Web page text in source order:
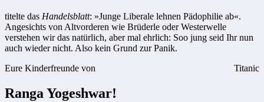
titelte das Handelsblatt: »Junge Liberale lehnen Pädophilie ab«.
Angesichts von Altvorderen wie Brüderle oder Westerwelle
verstehen wir das natürlich, aber mal ehrlich: Soo jung seid Ihr nun
auch wieder nicht. Also kein Grund zur Panik.
Eure Kinderfreunde von
Titanic
Ranga Yogeshwar!